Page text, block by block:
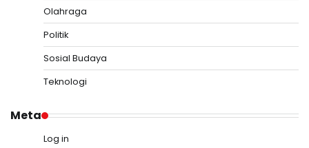
Olahraga
Politik
Sosial Budaya
Teknologi
Meta
Log in